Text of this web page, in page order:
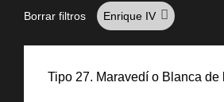
Borrar filtros Enrique IV
Tipo 27. Maravedí o Blanca de